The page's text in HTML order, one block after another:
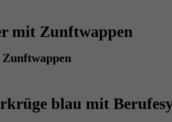
mit Zunftwappen
blau mit